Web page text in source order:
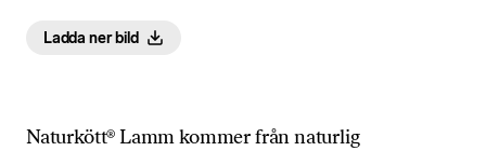
Ladda ner bild
Naturkött® Lamm kommer från naturlig